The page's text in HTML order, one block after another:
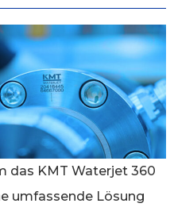
das KMT Waterjet 360
umfassende Lösung